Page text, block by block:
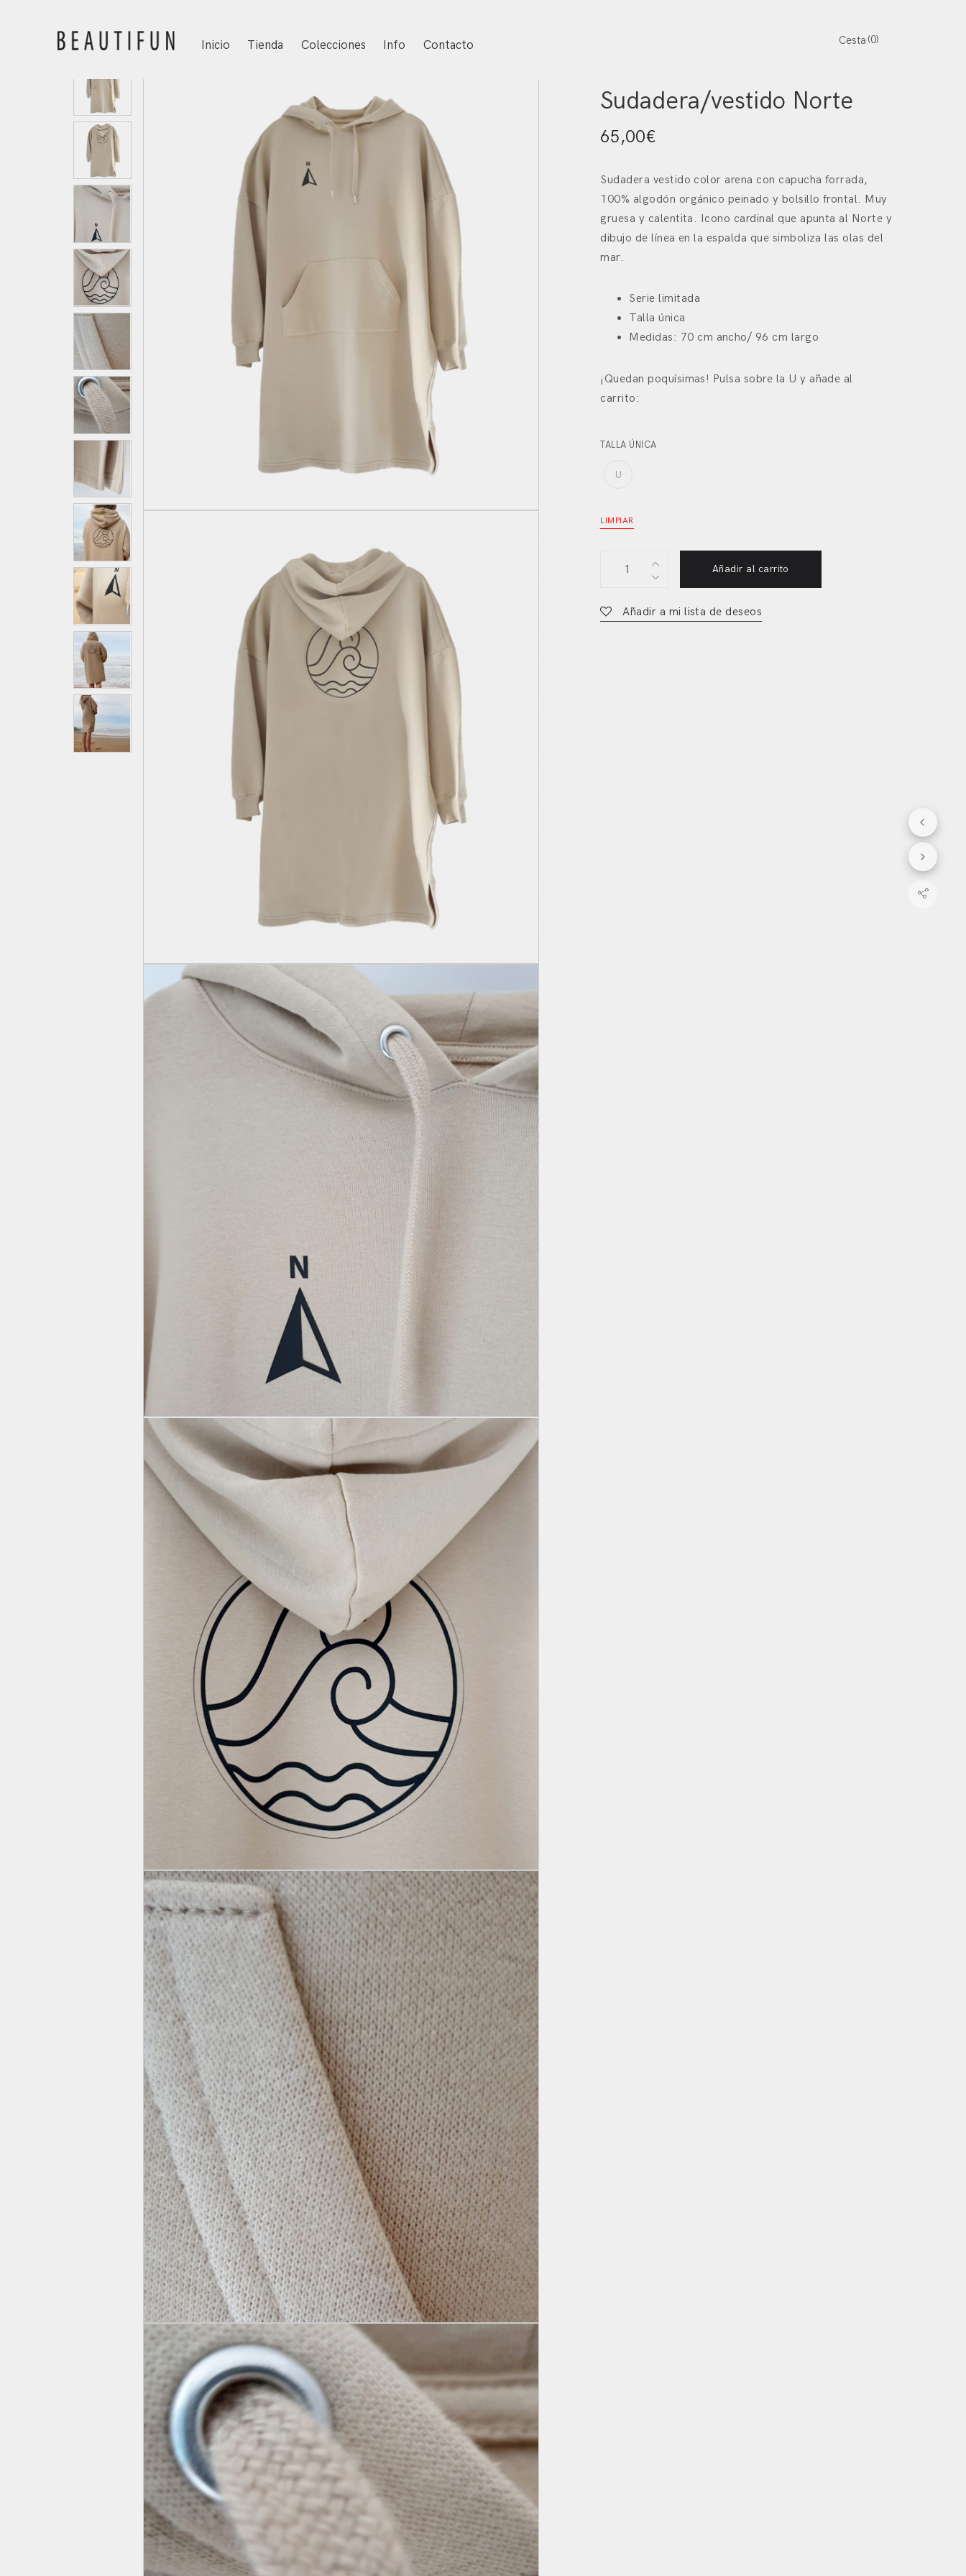
Inicio Tienda Colecciones Info Contacto Cesta 0
Sudadera/vestido Norte
65,00€
Sudadera vestido color arena con capucha forrada,
100% algodón orgánico peinado y bolsillo frontal. Muy
gruesa y calentita. Icono cardinal que apunta al Norte y
dibujo de línea en la espalda que simboliza las olas del
mar.
Serie limitada
Talla única
Medidas: 70 cm ancho/ 96 cm largo
¡Quedan poquísimas! Pulsa sobre la U y añade al
carrito:
TALLA ÚNICA
U
LIMPIAR
Sudadera/vestido
Añadir al carrito
Añadir a mi lista de deseos